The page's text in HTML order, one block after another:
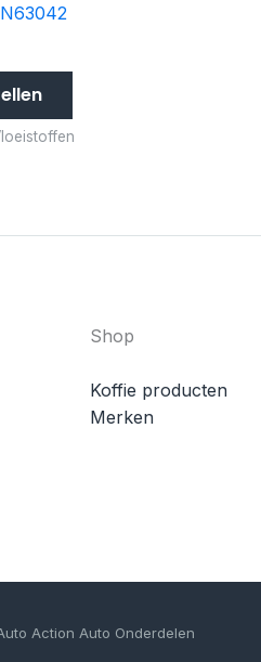
Shop
Koffie producten
Merken
Action Auto Onderdelen